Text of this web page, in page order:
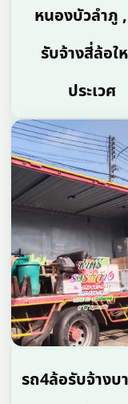
หนองบัวลำภู
รับจ้างสี่ล้อ
ประเวศ
รถ4ล้อรับจ้างบ